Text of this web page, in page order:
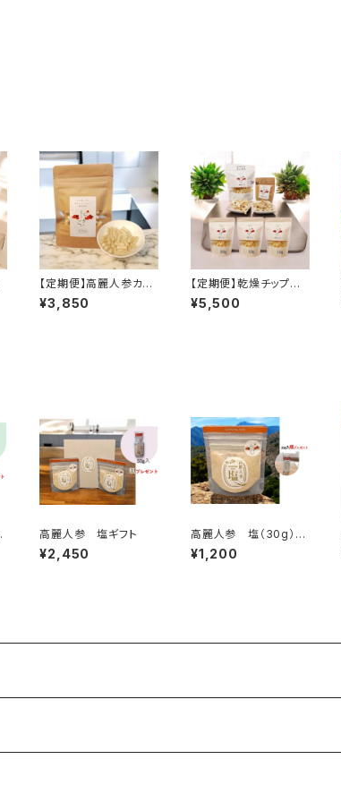
【定期便】高麗人参カプ
セル 31粒（送料無料）
¥3,850
【定期便】乾燥チップス
（30g）（送料無料）
¥5,500
高麗人参 塩ギフト
¥2,450
高麗人参 塩（30g）瓶
プレゼント
¥1,200